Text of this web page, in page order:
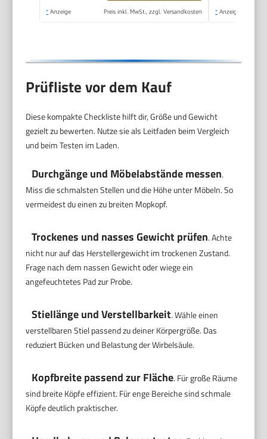
* Anzeige Preis inkl. MwSt., zzgl. Versandkosten * Anzeige
Prüfliste vor dem Kauf
Diese kompakte Checkliste hilft dir, Größe und Gewicht
gezielt zu bewerten. Nutze sie als Leitfaden beim Vergleich
und beim Testen im Laden.
Durchgänge und Möbelabstände messen.
Miss die schmalsten Stellen und die Höhe unter Möbeln. So
vermeidest du einen zu breiten Mopkopf.
Trockenes und nasses Gewicht prüfen. Achte
nicht nur auf das Herstellergewicht im trockenen Zustand.
Frage nach dem nassen Gewicht oder wiege ein
angefeuchtetes Pad zur Probe.
Stiellänge und Verstellbarkeit. Wähle einen
verstellbaren Stiel passend zu deiner Körpergröße. Das
reduziert Bücken und Belastung der Wirbelsäule.
Kopfbreite passend zur Fläche. Für große Räume
sind breite Köpfe effizient. Für enge Bereiche sind schmale
Köpfe deutlich praktischer.